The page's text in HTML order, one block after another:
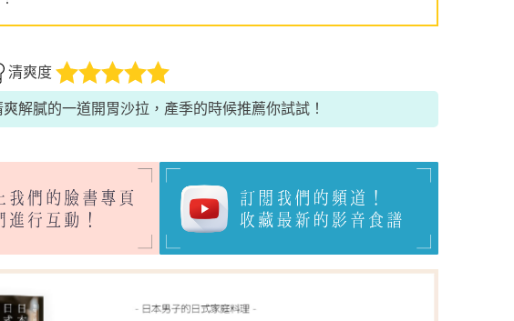
清爽度
爽解膩的一道開胃沙拉，產季的時候推薦你試試！